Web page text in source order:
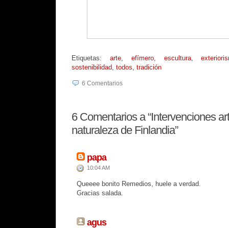
Etiquetas: arte, efímero, escultura,
sostenibilidad todos tradición
6 Comentarios
6Comentarios a “Intervenciones
naturaleza de Finlandia”
papa
10:04 AM
Queeee bonito Remedios, huele a verdad.
Gracias salada.
agus